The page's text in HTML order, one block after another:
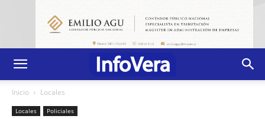
Inicio Locales
Locales Policiales